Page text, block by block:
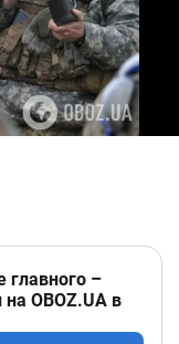
главного –
OBOZ.UA в